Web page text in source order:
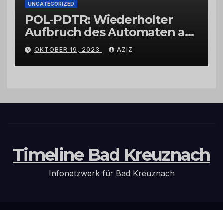
UNCATEGORIZED
POL-PDTR: Wiederholter
Aufbruch des Automaten am
Wohnmobilstellplatz in
Hermeskeil am Labachweg
OKTOBER 19, 2023 AZIZ
Timeline Bad Kreuznach
Infonetzwerk für Bad Kreuznach